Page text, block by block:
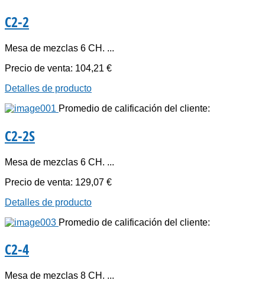
C2-2
Mesa de mezclas 6 CH. ...
Precio de venta: 104,21 €
Detalles de producto
Promedio de calificación del cliente:
C2-2S
Mesa de mezclas 6 CH. ...
Precio de venta: 129,07 €
Detalles de producto
Promedio de calificación del cliente:
C2-4
Mesa de mezclas 8 CH. ...